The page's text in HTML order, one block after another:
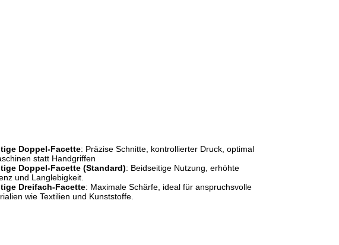
Doppel-Facette: Präzise Schnitte, kontrollierter Druck, optimal
statt Handgriffen
Doppel-Facette (Standard): Beidseitige Nutzung, erhöhte
und Langlebigkeit.
Dreifach-Facette: Maximale Schärfe, ideal für anspruchsvolle
wie Textilien und Kunststoffe.